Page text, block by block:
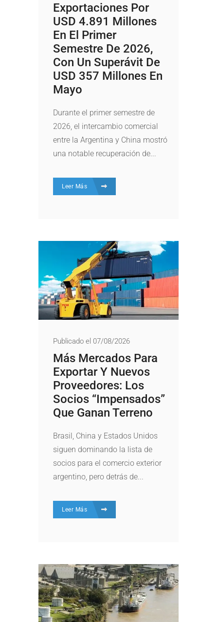
Exportaciones Por
USD 4.891 Millones
En El Primer
Semestre De 2026,
Con Un Superávit De
USD 357 Millones En
Mayo
Durante el primer semestre de
2026, el intercambio comercial
entre la Argentina y China mostró
una notable recuperación de...
Leer Más
Publicado el 07/08/2026
Más Mercados Para
Exportar Y Nuevos
Proveedores: Los
Socios “impensados”
Que Ganan Terreno
Brasil, China y Estados Unidos
siguen dominando la lista de
socios para el comercio exterior
argentino, pero detrás de...
Leer Más